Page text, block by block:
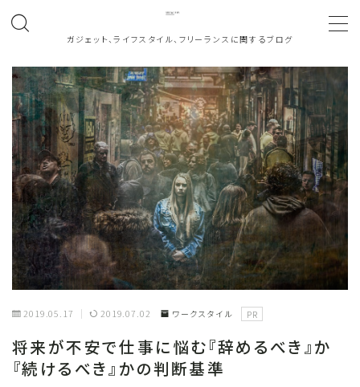
ガジェット、ライフスタイル、フリーランスに関するブログ
ホーム
About
働き方
note
お問い合わせ
カテゴリ一覧
2019.05.17 2019.07.02 ワークスタイル PR
将来が不安で仕事に悩む『辞めるべき』か
『続けるべき』かの判断基準